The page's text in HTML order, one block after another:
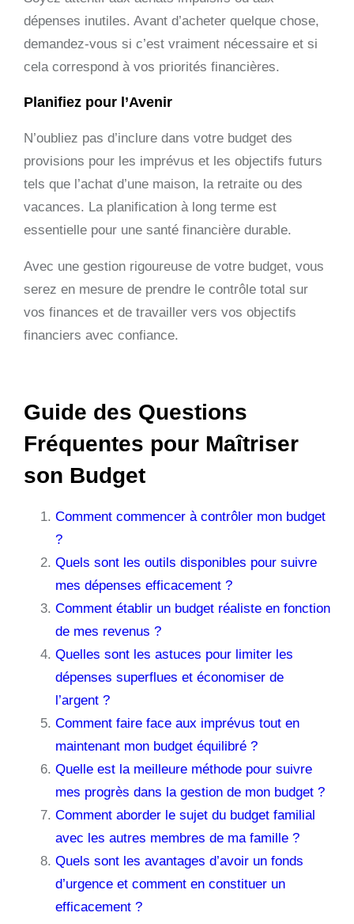
dépenses inutiles. Avant d’acheter quelque chose,
demandez-vous si c’est vraiment nécessaire et si
cela correspond à vos priorités financières.
Planifiez pour l’Avenir
N’oubliez pas d’inclure dans votre budget des
provisions pour les imprévus et les objectifs futurs
tels que l’achat d’une maison, la retraite ou des
vacances. La planification à long terme est
essentielle pour une santé financière durable.
Avec une gestion rigoureuse de votre budget, vous
serez en mesure de prendre le contrôle total sur
vos finances et de travailler vers vos objectifs
financiers avec confiance.
Guide des Questions
Fréquentes pour Maîtriser
son Budget
Comment commencer à contrôler mon budget
?
Quels sont les outils disponibles pour suivre
mes dépenses efficacement ?
Comment établir un budget réaliste en fonction
de mes revenus ?
Quelles sont les astuces pour limiter les
dépenses superflues et économiser de
l’argent ?
Comment faire face aux imprévus tout en
maintenant mon budget équilibré ?
Quelle est la meilleure méthode pour suivre
mes progrès dans la gestion de mon budget ?
Comment aborder le sujet du budget familial
avec les autres membres de ma famille ?
Quels sont les avantages d’avoir un fonds
d’urgence et comment en constituer un
efficacement ?